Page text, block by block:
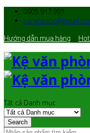
0905.917.991
Hướng dẫn mua hàng
Tất cả Danh mục
Search